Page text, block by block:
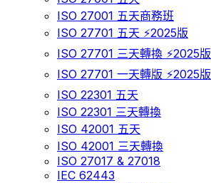
ISO 27001 五天商務班
ISO 27701 五天 ⚡2025版
ISO 27701 三天轉換 ⚡2025版
ISO 27701 一天轉版 ⚡2025版
ISO 22301 五天
ISO 22301 三天轉換
ISO 42001 五天
ISO 42001 三天轉換
ISO 27017 & 27018
IEC 62443